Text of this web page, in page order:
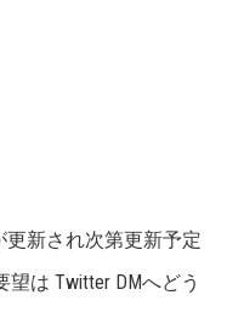
更新され次第更新予定
は Twitter DMへどう